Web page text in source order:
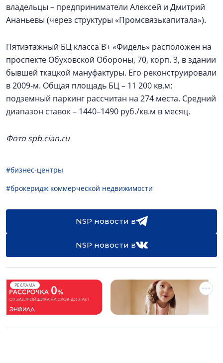
владельцы – предприниматели Алексей и Дмитрий
Ананьевы (через структуры «Промсвязькапитала»).
Пятиэтажный БЦ класса В+ «Фидель» расположен на
проспекте Обуховской Обороны, 70, корп. 3, в здании
бывшей ткацкой мануфактуры. Его реконструировали
в 2009-м. Общая площадь БЦ – 11 200 кв.м:
подземный паркинг рассчитан на 274 места. Средний
диапазон ставок – 1440–1490 руб./кв.м в месяц.
Фото spb.cian.ru
#бизнес-центры
#брокеридж коммерческой недвижимости
NSP новости в
NSP новости в
РЕКЛАМА